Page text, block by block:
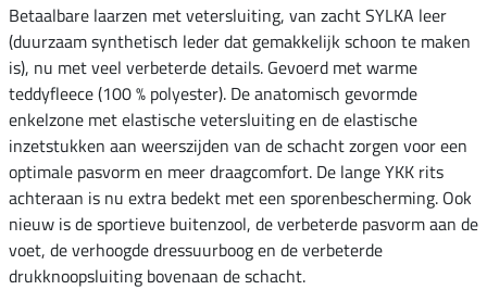
Betaalbare laarzen met vetersluiting, van zacht SYLKA leer
(duurzaam synthetisch leder dat gemakkelijk schoon te maken
is), nu met veel verbeterde details. Gevoerd met warme
teddyfleece (100 % polyester). De anatomisch gevormde
enkelzone met elastische vetersluiting en de elastische
inzetstukken aan weerszijden van de schacht zorgen voor een
optimale pasvorm en meer draagcomfort. De lange YKK rits
achteraan is nu extra bedekt met een sporenbescherming. Ook
nieuw is de sportieve buitenzool, de verbeterde pasvorm aan de
voet, de verhoogde dressuurboog en de verbeterde
drukknoopsluiting bovenaan de schacht.